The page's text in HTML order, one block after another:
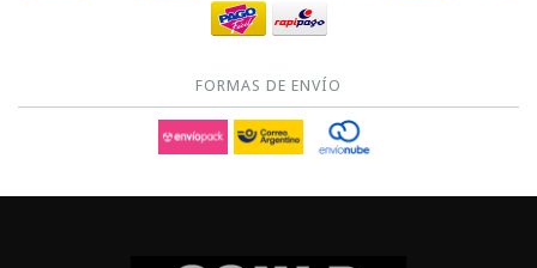
FORMAS DE ENVÍO